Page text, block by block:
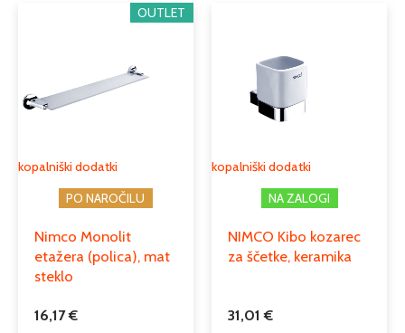
OUTLET
kopalniški dodatki
PO NAROČILU
Nimco Monolit
etažera (polica), mat
steklo
16,17€
kopalniški dodatki
NA ZALOGI
NIMCO Kibo kozarec
za ščetke, keramika
31,01€